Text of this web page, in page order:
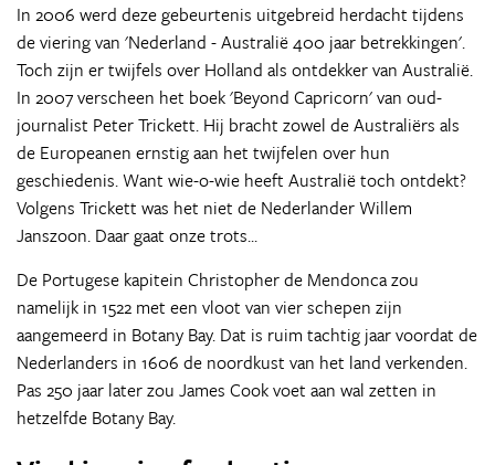
In 2006 werd deze gebeurtenis uitgebreid herdacht tijdens
de viering van 'Nederland - Australië 400 jaar betrekkingen'.
Toch zijn er twijfels over Holland als ontdekker van Australië.
In 2007 verscheen het boek 'Beyond Capricorn' van oud-
journalist Peter Trickett. Hij bracht zowel de Australiërs als
de Europeanen ernstig aan het twijfelen over hun
geschiedenis. Want wie-o-wie heeft Australië toch ontdekt?
Volgens Trickett was het niet de Nederlander Willem
Janszoon. Daar gaat onze trots...
De Portugese kapitein Christopher de Mendonca zou
namelijk in 1522 met een vloot van vier schepen zijn
aangemeerd in Botany Bay. Dat is ruim tachtig jaar voordat de
Nederlanders in 1606 de noordkust van het land verkenden.
Pas 250 jaar later zou James Cook voet aan wal zetten in
hetzelfde Botany Bay.